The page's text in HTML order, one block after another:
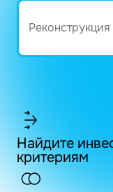
Найдите
критериям